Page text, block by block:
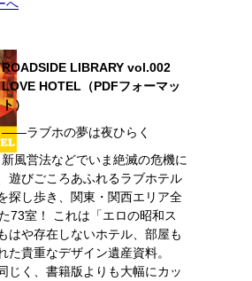
へ
ROADSIDE LIBRARY vol.002
LOVE HOTEL（PDFフォーマッ
ト）
――ラブホの夢は夜ひらく
新風営法などでいま絶滅の危機に
遊びごころあふれるラブホテル
探し歩き、関東・関西エリア全
73室！ これは「エロの昭和ス
はや存在しないホテル、部屋も
た貴重なデザイン遺産資料。
じく、書籍版よりも大幅にカッ